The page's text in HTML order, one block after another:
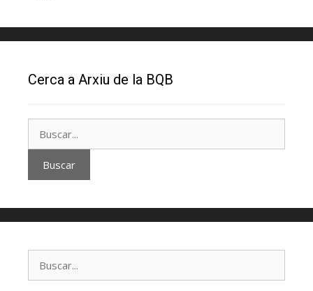
Cerca a Arxiu de la BQB